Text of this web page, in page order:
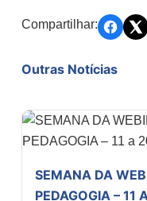
Compartilhar:
Outras Notícias
SEMANA DA
PEDAGOGIA – 11